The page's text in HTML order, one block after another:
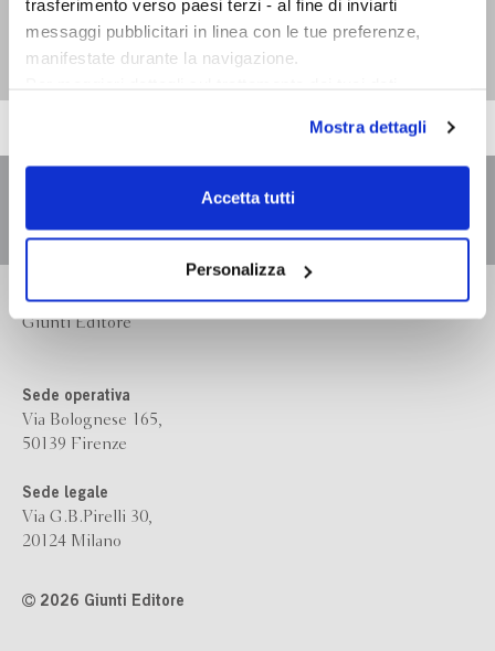
trasferimento verso paesi terzi - al fine di inviarti
messaggi pubblicitari in linea con le tue preferenze,
manifestate durante la navigazione.
scelte privacy sui cookie, ti invitiamo a prendere visione
dell’informativa cookie.
Chiudendo il banner tramite la “X” prosegui la
dei soli cookie tecnici. Selezionando “Accetta tutti” presti
il tuo consenso alla profilazione che potrai revocare in
ogni momentoRevoca
Mostra dettagli
Accetta tutti
Personalizza
Gregory Bassham, Eric
Bronson
Bompiani è un marchio
Giunti Editore
Sede operativa
Via Bolognese 165,
50139 Firenze
Sede legale
Via G.B.Pirelli 30,
20124 Milano
2026 Giunti Editore